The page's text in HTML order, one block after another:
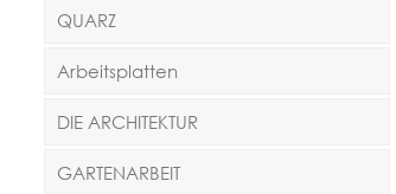
QUARZ
Arbeitsplatten
DIE ARCHITEKTUR
GARTENARBEIT